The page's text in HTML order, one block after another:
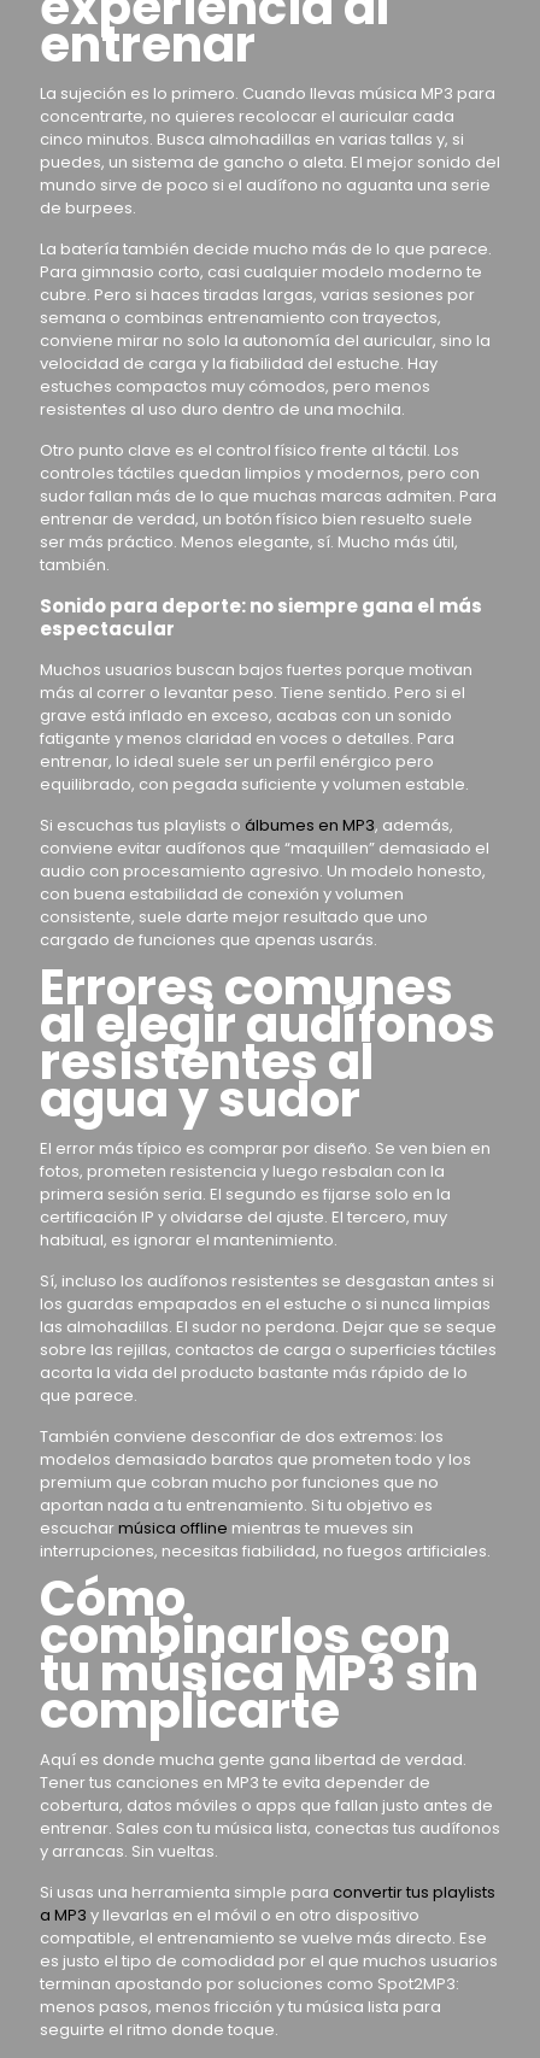
entrenar
La sujeción es lo primero. Cuando llevas música MP3 para
concentrarte, no quieres recolocar el auricular cada
cinco minutos. Busca almohadillas en varias tallas y, si
puedes, un sistema de gancho o aleta. El mejor sonido del
mundo sirve de poco si el audífono no aguanta una serie
de burpees.
La batería también decide mucho más de lo que parece.
Para gimnasio corto, casi cualquier modelo moderno te
cubre. Pero si haces tiradas largas, varias sesiones por
semana o combinas entrenamiento con trayectos,
conviene mirar no solo la autonomía del auricular, sino la
velocidad de carga y la fiabilidad del estuche. Hay
estuches compactos muy cómodos, pero menos
resistentes al uso duro dentro de una mochila.
Otro punto clave es el control físico frente al táctil. Los
controles táctiles quedan limpios y modernos, pero con
sudor fallan más de lo que muchas marcas admiten. Para
entrenar de verdad, un botón físico bien resuelto suele
ser más práctico. Menos elegante, sí. Mucho más útil,
también.
Sonido para deporte: no siempre gana el más
espectacular
Muchos usuarios buscan bajos fuertes porque motivan
más al correr o levantar peso. Tiene sentido. Pero si el
grave está inflado en exceso, acabas con un sonido
fatigante y menos claridad en voces o detalles. Para
entrenar, lo ideal suele ser un perfil enérgico pero
equilibrado, con pegada suficiente y volumen estable.
Si escuchas tus playlists o álbumes en MP3, además,
conviene evitar audífonos que “maquillen” demasiado el
audio con procesamiento agresivo. Un modelo honesto,
con buena estabilidad de conexión y volumen
consistente, suele darte mejor resultado que uno
cargado de funciones que apenas usarás.
Errores comunes
al elegir audífonos
resistentes al
agua y sudor
El error más típico es comprar por diseño. Se ven bien en
fotos, prometen resistencia y luego resbalan con la
primera sesión seria. El segundo es fijarse solo en la
certificación IP y olvidarse del ajuste. El tercero, muy
habitual, es ignorar el mantenimiento.
Sí, incluso los audífonos resistentes se desgastan antes si
los guardas empapados en el estuche o si nunca limpias
las almohadillas. El sudor no perdona. Dejar que se seque
sobre las rejillas, contactos de carga o superficies táctiles
acorta la vida del producto bastante más rápido de lo
que parece.
También conviene desconfiar de dos extremos: los
modelos demasiado baratos que prometen todo y los
premium que cobran mucho por funciones que no
aportan nada a tu entrenamiento. Si tu objetivo es
escucharmúsica offline mientras te mueves sin
interrupciones, necesitas fiabilidad, no fuegos artificiales.
Cómo
combinarlos con
tu música MP3 sin
complicarte
Aquí es donde mucha gente gana libertad de verdad.
Tener tus canciones en MP3 te evita depender de
cobertura, datos móviles o apps que fallan justo antes de
entrenar. Sales con tu música lista, conectas tus audífonos
y arrancas. Sin vueltas.
Si usas una herramienta simple para convertir tus playlists
a MP3 y llevarlas en el móvil o en otro dispositivo
compatible, el entrenamiento se vuelve más directo. Ese
es justo el tipo de comodidad por el que muchos usuarios
terminan apostando por soluciones como Spot2MP3:
menos pasos, menos fricción y tu música lista para
seguirte el ritmo donde toque.